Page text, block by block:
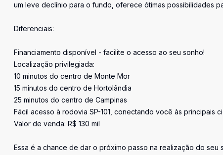
um leve declínio para o fundo, oferece ótimas possibilidades
Diferenciais:
Financiamento disponível - facilite o acesso ao seu sonho!
Localização privilegiada:
10 minutos do centro de Monte Mor
15 minutos do centro de Hortolândia
25 minutos do centro de Campinas
Fácil acesso à rodovia SP-101, conectando você às principais
Valor de venda: R$ 130 mil
Essa é a chance de dar o próximo passo na realização do